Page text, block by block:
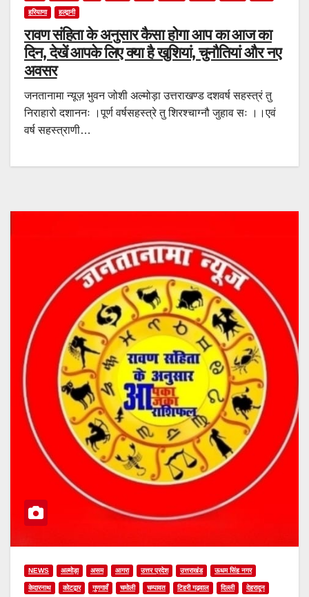
हरियाणा हल्द्वानी
रावण संहिता के अनुसार कैसा होगा आप का आज का
दिन, देखें आपके लिए क्या है खुशियां, चुनौतियां और नए
अवसर
जनतानामा न्यूज़ भुवन जोशी अल्मोड़ा उत्तराखण्ड दशवर्ष सहस्त्रं तु
निराहारो दशाननः ।पूर्ण वर्षसहस्त्रे तु शिरश्चाग्नौ जुहाव सः ।।एवं
वर्ष सहस्त्राणी…
NEWS अल्मोड़ा असम आगरा उत्तर प्रदेश उत्तराखंड ऊधम सिंह नगर
केदारनाथ कोटद्वार गुणगावँ चमोली चम्पावत टिहरी गढ़वाल दिल्ली देहरादून